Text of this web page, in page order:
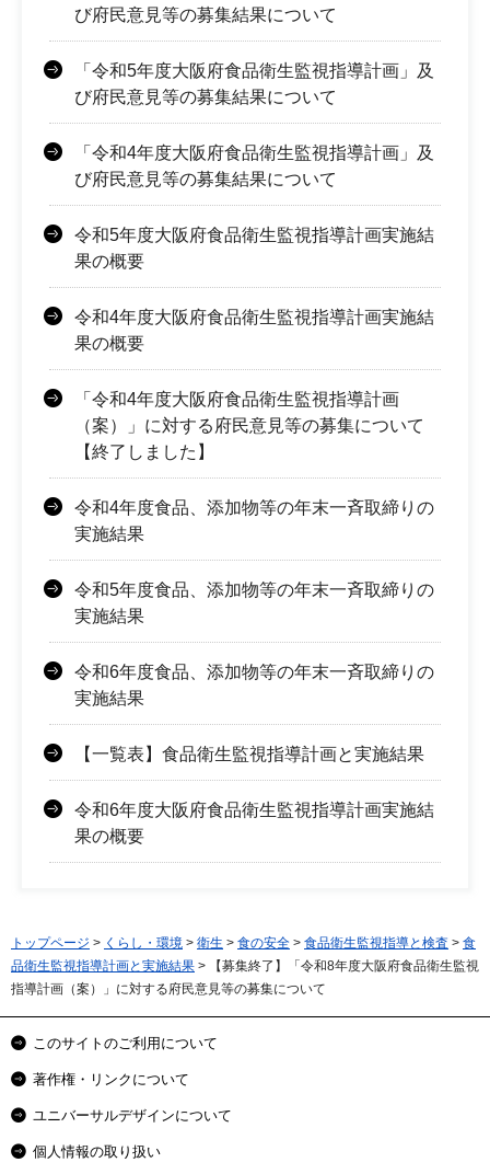
び府民意見等の募集結果について
「令和5年度大阪府食品衛生監視指導計画」及
び府民意見等の募集結果について
「令和4年度大阪府食品衛生監視指導計画」及
び府民意見等の募集結果について
令和5年度大阪府食品衛生監視指導計画実施結
果の概要
令和4年度大阪府食品衛生監視指導計画実施結
果の概要
「令和4年度大阪府食品衛生監視指導計画
（案）」に対する府民意見等の募集について
【終了しました】
令和4年度食品、添加物等の年末一斉取締りの
実施結果
令和5年度食品、添加物等の年末一斉取締りの
実施結果
令和6年度食品、添加物等の年末一斉取締りの
実施結果
【一覧表】食品衛生監視指導計画と実施結果
令和6年度大阪府食品衛生監視指導計画実施結
果の概要
トップページ > くらし・環境 > 衛生 > 食の安全 > 食品衛生監視指導と検査 > 食
品衛生監視指導計画と実施結果 > 【募集終了】「令和8年度大阪府食品衛生監視
指導計画（案）」に対する府民意見等の募集について
このサイトのご利用について
著作権・リンクについて
ユニバーサルデザインについて
個人情報の取り扱い